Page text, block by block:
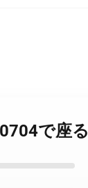
で座る